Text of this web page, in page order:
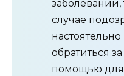
заболевании,
случае
обратиться
помощью для